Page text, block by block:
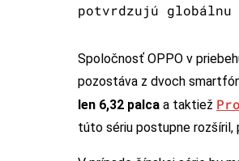
potvrdzujú globálnu
Spoločnosť OPPO v
pozostáva z dvoch
len 6,32 palca a taktiež
túto sériu postupne rozšíril,